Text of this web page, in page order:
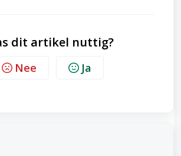
dit artikel nuttig?
Nee Ja